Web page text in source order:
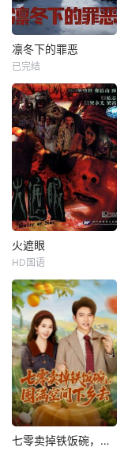
凛冬下的罪恶
已完结
火遮眼
HD国语
七零卖掉铁饭碗，囤满空间下乡去